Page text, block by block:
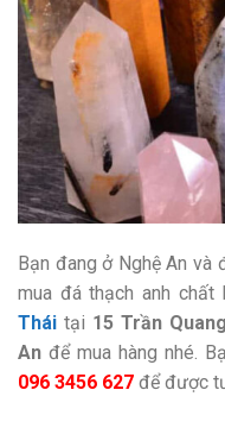
Bạn đang ở Nghệ An và
mua đá thạch anh chất
Thái tại 15 Trần
An để mua hàng nhé.
096 3456 627 để được